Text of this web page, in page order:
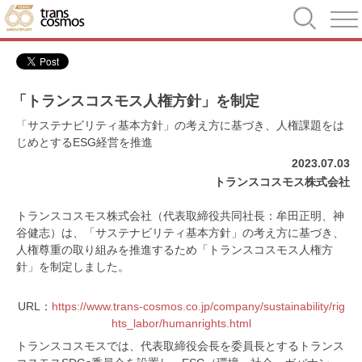
「トランスコスモス人権方針」を制定
「サステナビリティ基本方針」の考え方に基づき、人権課題をは
じめとするESG経営を推進
2023.07.03
トランスコスモス株式会社
トランスコスモス株式会社（代表取締役共同社長：牟田正明、神
谷健志）は、「サステナビリティ基本方針」の考え方に基づき、
人権尊重の取り組みを推進するため「トランスコスモス人権方
針」を制定しました。
URL： https://www.trans-cosmos.co.jp/company/sustainability/rig
hts_labor/humanrights.html
トランスコスモスでは、代表取締役会長を委員長とするトランス